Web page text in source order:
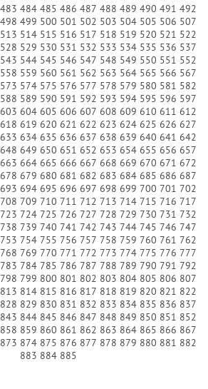
483 484 485 486 487 488 489 490 491 492
498 499 500 501 502 503 504 505 506 507
513 514 515 516 517 518 519 520 521 522
528 529 530 531 532 533 534 535 536 537
543 544 545 546 547 548 549 550 551 552
558 559 560 561 562 563 564 565 566 567
573 574 575 576 577 578 579 580 581 582
588 589 590 591 592 593 594 595 596 597
603 604 605 606 607 608 609 610 611 612
618 619 620 621 622 623 624 625 626 627
633 634 635 636 637 638 639 640 641 642
648 649 650 651 652 653 654 655 656 657
663 664 665 666 667 668 669 670 671 672
678 679 680 681 682 683 684 685 686 687
693 694 695 696 697 698 699 700 701 702
708 709 710 711 712 713 714 715 716 717
723 724 725 726 727 728 729 730 731 732
738 739 740 741 742 743 744 745 746 747
753 754 755 756 757 758 759 760 761 762
768 769 770 771 772 773 774 775 776 777
783 784 785 786 787 788 789 790 791 792
798 799 800 801 802 803 804 805 806 807
813 814 815 816 817 818 819 820 821 822
828 829 830 831 832 833 834 835 836 837
843 844 845 846 847 848 849 850 851 852
858 859 860 861 862 863 864 865 866 867
873 874 875 876 877 878 879 880 881 882
883 884 885